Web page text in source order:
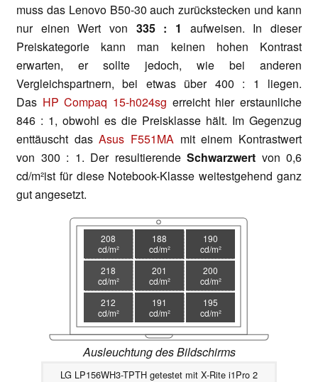
muss das Lenovo B50-30 auch zurückstecken und kann
nur einen Wert von 335 : 1
aufweisen. In dieser
Preiskategorie kann man keinen hohen Kontrast
erwarten, er sollte jedoch, wie bei anderen
Vergleichspartnern, bei etwas über 400 : 1 liegen.
Das HP Compaq 15-h024sg erreicht hier erstaunliche
846 : 1, obwohl es die Preisklasse hält. Im Gegenzug
enttäuscht dasAsus F551MA mit einem Kontrastwert
von 300 : 1. Der resultierende Schwarzwert von 0,6
cd/m²ist für diese Notebook-Klasse weitestgehend ganz
gut angesetzt.
208
cd/m²
188
cd/m²
190
cd/m²
218
cd/m²
201
cd/m²
200
cd/m²
212
cd/m²
191
cd/m²
195
cd/m²
Ausleuchtung des Bildschirms
LG LP156WH3-TPTH getestet mit X-Rite i1Pro 2